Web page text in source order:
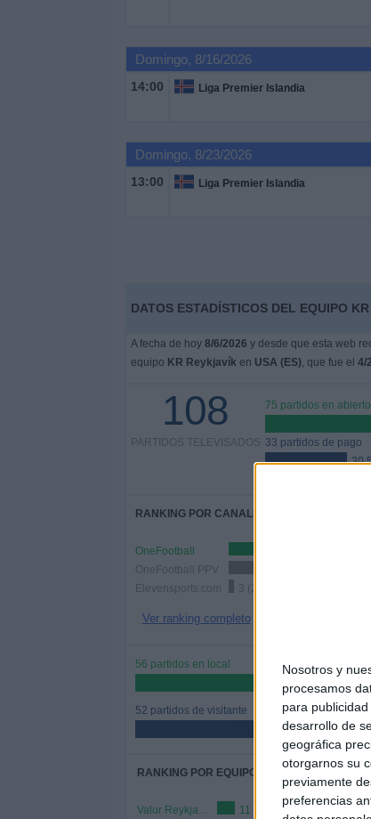
Nosotros y
procesamos
para
desarrollo de
geográfica
otorgarnos su
previamente
preferencias
Domingo, 8/16/2026
14:00 Liga Premier Islandia
Domingo, 8/23/2026
13:00 Liga Premier Islandia
DATOS ESTADÍSTICOS DEL EQUIPO
A fecha de hoy 8/6/2026 y desde que esta web
equipo KR Reykjavík en USA (ES), que fue el 4/
108
PARTIDOS TELEVISADOS
75 partidos en abierto
33 partidos de pago
RANKING POR CANALES
OneFootball
OneFootball PPV
Elevensports.com
3 (2.78%)
Ver ranking completo
56 partidos en local
52 partidos de visitante
48.15%
RANKING POR EQUIPOS
Valur Reykjavík
11 (10.19%)